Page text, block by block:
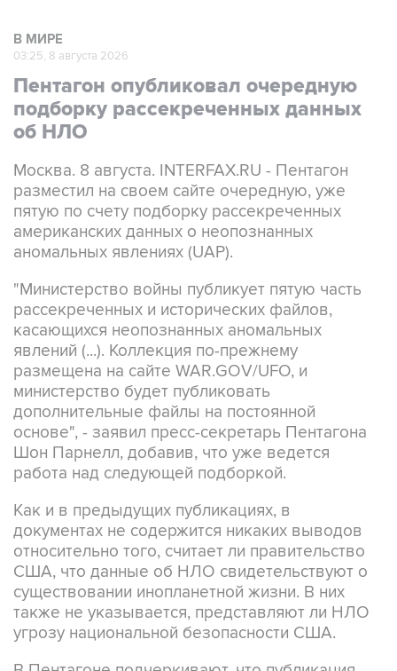
В МИРЕ
03:25, 8 августа 2026
Пентагон опубликовал очередную
подборку рассекреченных данных
об НЛО
Москва. 8 августа. INTERFAX.RU - Пентагон
разместил на своем сайте очередную, уже
пятую по счету подборку рассекреченных
американских данных о неопознанных
аномальных явлениях (UAP).
"Министерство войны публикует пятую часть
рассекреченных и исторических файлов,
касающихся неопознанных аномальных
явлений (...). Коллекция по-прежнему
размещена на сайте WAR.GOV/UFO, и
министерство будет публиковать
дополнительные файлы на постоянной
основе", - заявил пресс-секретарь Пентагона
Шон Парнелл, добавив, что уже ведется
работа над следующей подборкой.
Как и в предыдущих публикациях, в
документах не содержится никаких выводов
относительно того, считает ли правительство
США, что данные об НЛО свидетельствуют о
существовании инопланетной жизни. В них
также не указывается, представляют ли НЛО
угрозу национальной безопасности США.